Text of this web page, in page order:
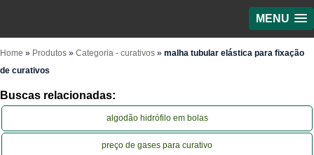
MENU
Home » Produtos » Categoria - curativos » malha tubular elástica para fixação
de curativos
Buscas relacionadas:
algodão hidrófilo em bolas
preço de gases para curativo